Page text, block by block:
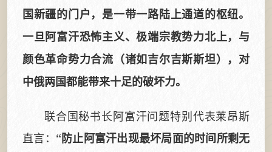
国新疆的门户，是一带一路陆上通道的枢纽。
一旦阿富汗恐怖主义、极端宗教势力北上，与
颜色革命势力合流（诸如吉尔吉斯斯坦），对
中俄两国都能带来十足的破坏力。
联合国秘书长阿富汗问题特别代表莱昂斯
直言： “防止阿富汗出现最坏局面的时间所剩无